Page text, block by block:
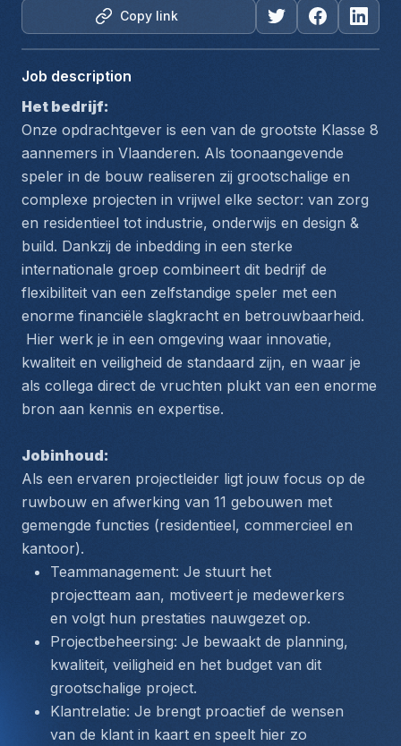
Copy link
Job description
Het bedrijf:
Onze opdrachtgever is een van de grootste Klasse 8
aannemers in Vlaanderen. Als toonaangevende
speler in de bouw realiseren zij grootschalige en
complexe projecten in vrijwel elke sector: van zorg
en residentieel tot industrie, onderwijs en design &
build. Dankzij de inbedding in een sterke
internationale groep combineert dit bedrijf de
flexibiliteit van een zelfstandige speler met een
enorme financiële slagkracht en betrouwbaarheid.
kwaliteit en veiligheid de standaard zijn, en waar je
als collega direct de vruchten plukt van een enorme
bron aan kennis en expertise.
Jobinhoud:
Als een ervaren projectleider ligt jouw focus op de
ruwbouw en afwerking van 11 gebouwen met
gemengde functies (residentieel, commercieel en
kantoor).
Teammanagement: Je stuurt het
projectteam aan, motiveert je medewerkers
en volgt hun prestaties nauwgezet op.
Projectbeheersing: Je bewaakt de planning,
kwaliteit, veiligheid en het budget van dit
grootschalige project.
Klantrelatie: Je brengt proactief de wensen
van de klant in kaart en speelt hier zo